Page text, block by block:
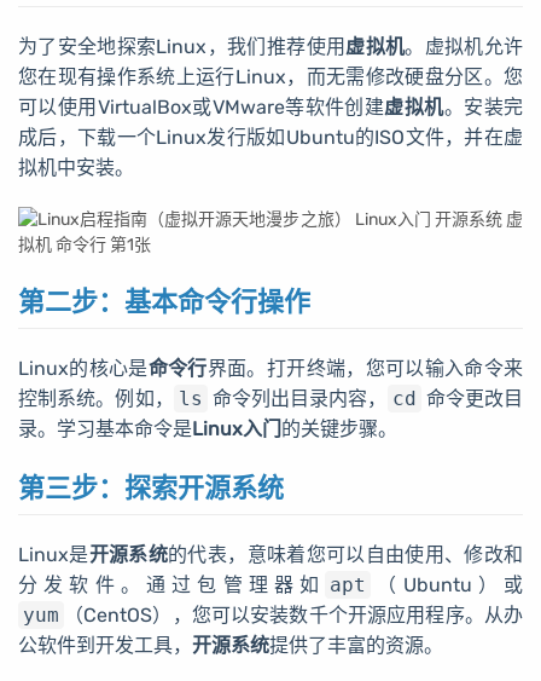
为了安全地探索Linux，我们推荐使用 虚拟机。虚拟机允许
您在现有操作系统上运行Linux，而无需修改硬盘分区。您
可以使用VirtualBox或VMware等软件创建虚拟机。安装完
成后，下载一个Linux发行版如Ubuntu的ISO文件，并在虚
拟机中安装。
第二步：基本命令行操作
Linux的核心是命令行界面。打开终端，您可以输入命令来
控制系统。例如，
ls 命令列出目录内容， cd 命令更改目
录。学习基本命令是Linux入门的关键步骤。
第三步：探索开源系统
Linux是开源系统的代表，意味着您可以自由使用、修改和
分发软件。通过包管理器如 apt
（Ubuntu）或
yum
（CentOS），您可以安装数千个开源应用程序。从办
公软件到开发工具， 开源系统提供了丰富的资源。